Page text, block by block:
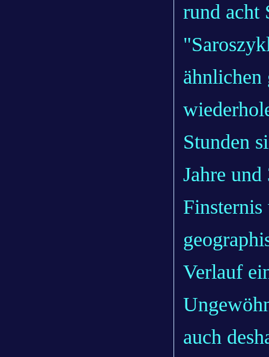
rund acht
ähnlichen
Stunden
Jahre
Finsternis
Verlauf
auch